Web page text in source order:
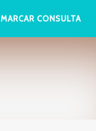
MARCAR CONSULTA